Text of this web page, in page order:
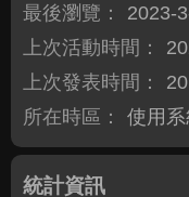
最後瀏覽：
2023-
上次活動時間：
上次發表時間：
所在時區：
使用
統計資訊